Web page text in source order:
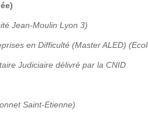
Jean-Moulin Lyon 3)
en Difficulté (Master ALED)
Judiciaire délivré par la CNID
Saint-Etienne)